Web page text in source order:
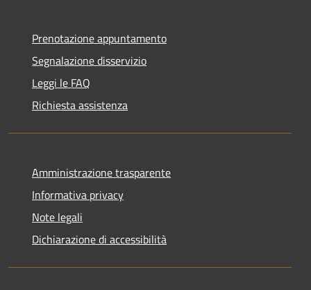
Prenotazione appuntamento
Segnalazione disservizio
Leggi le FAQ
Richiesta assistenza
Amministrazione trasparente
Informativa privacy
Note legali
Dichiarazione di accessibilità